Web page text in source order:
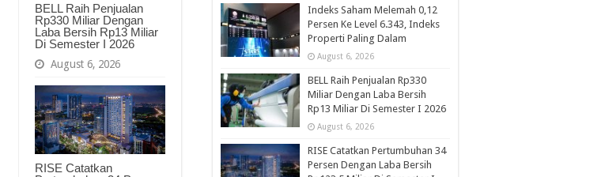
BELL Raih Penjualan
Rp330 Miliar Dengan
Laba Bersih Rp13 Miliar
Di Semester I 2026
August 6, 2026
RISE Catatkan
Indeks Saham Melemah 0,12
Persen Ke Level 6.343, Indeks
Properti Paling Dalam
August 6, 2026
BELL Raih Penjualan Rp330
Miliar Dengan Laba Bersih
Rp13 Miliar Di Semester I 2026
August 6, 2026
RISE Catatkan Pertumbuhan 34
Persen Dengan Laba Bersih